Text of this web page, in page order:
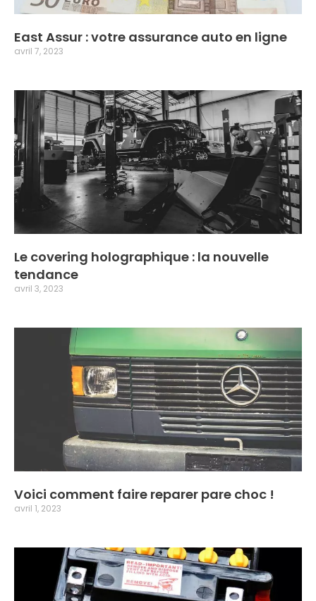
East Assur : votre assurance auto en ligne
avril 7, 2023
Le covering holographique : la nouvelle
tendance
avril 3, 2023
Voici comment faire reparer pare choc !
avril 1, 2023